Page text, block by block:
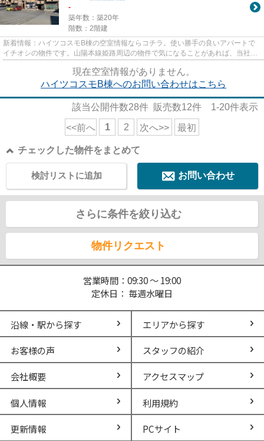
-
築年数：築20年
階数：2階建
新着情報：ハイツコスモB棟の空室情報ならコチラ。使い勝手の良いアパートで
イチオシの物件です。山陽本線姫路周辺の物件で気になることがあれば、当社ま
でお問い合わせください。アク...
現在空室情報がありません。
ハイツコスモB棟へのお問い合わせはこちら
該当公開件数28件 販売数12件 1-20件表示
<<前へ 1 2 次へ>> 最初
チェックした物件をまとめて
お問い合わせ
検討リストに追加
さらに条件を絞り込む
物件リクエスト
営業時間：09:30 ～ 19:00
定休日： 毎週水曜日
沿線・駅から探す エリアから探す
お客様の声 スタッフの紹介
会社概要 アクセスマップ
個人情報 利用規約
更新情報 PCサイト